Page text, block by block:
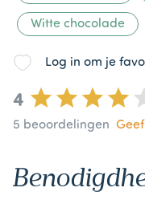
Witte chocolade
Log in om je
4
5 beoordelingen